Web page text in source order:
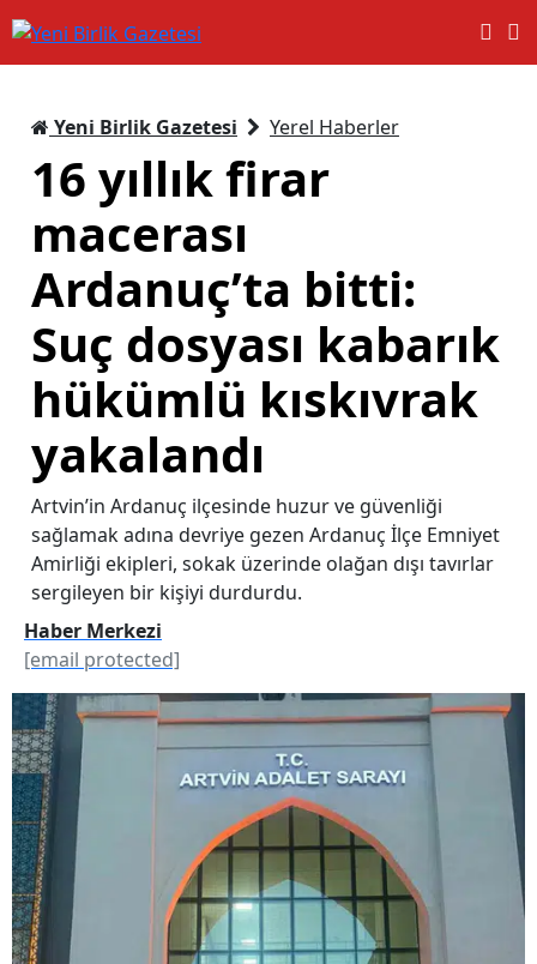
Yeni Birlik Gazetesi Yerel Haberler
16 yıllık firar
macerası
Ardanuç’ta bitti:
Suç dosyası kabarık
hükümlü kıskıvrak
yakalandı
Artvin’in Ardanuç ilçesinde huzur ve güvenliği
sağlamak adına devriye gezen Ardanuç İlçe Emniyet
Amirliği ekipleri, sokak üzerinde olağan dışı tavırlar
sergileyen bir kişiyi durdurdu.
Haber Merkezi
[email protected]